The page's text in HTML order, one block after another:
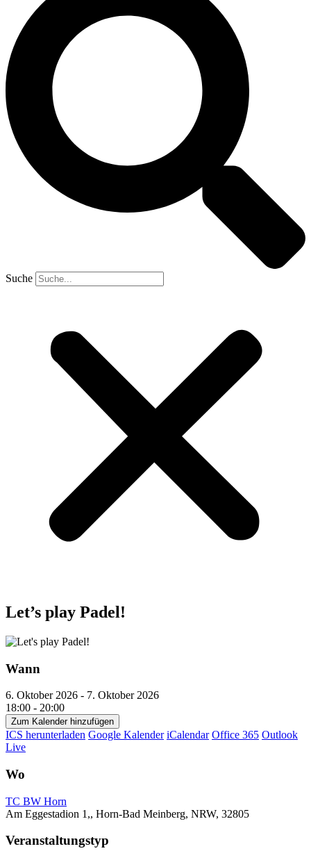
Suche
Let’s play Padel!
Wann
6. Oktober 2026 - 7. Oktober 2026
18:00 - 20:00
Zum Kalender hinzufügen
ICS herunterladen Google Kalender iCalendar Office 365 Outlook
Live
Wo
TC BW Horn
Am Eggestadion 1,, Horn-Bad Meinberg, NRW, 32805
Veranstaltungstyp